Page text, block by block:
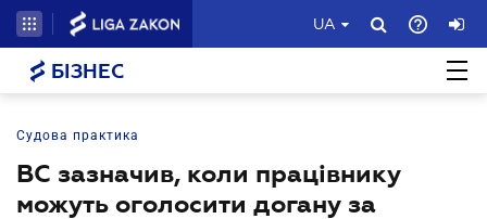
UA
БІЗНЕС
Судова практика
ВС зазначив, коли працівнику
можуть оголосити догану за